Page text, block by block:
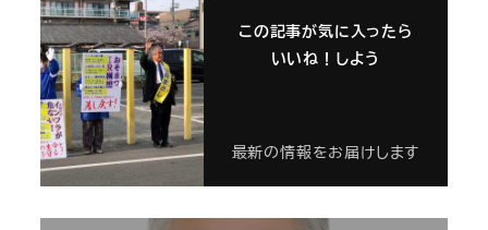
この記事が気に入ったら
いいね！しよう
最新の情報をお届けします